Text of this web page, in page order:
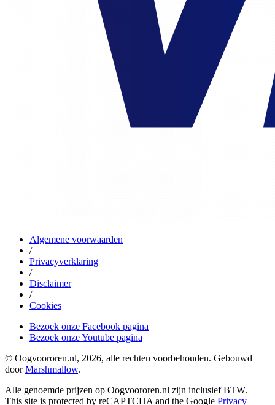
Algemene voorwaarden
/
Privacyverklaring
/
Disclaimer
/
Cookies
Bezoek onze Facebook pagina
Bezoek onze Youtube pagina
© Oogvoororen.nl, 2026, alle rechten voorbehouden. Gebouwd
doorMarshmallow.
Alle genoemde prijzen op Oogvoororen.nl zijn inclusief BTW.
This site is protected by reCAPTCHA and the Google Privacy